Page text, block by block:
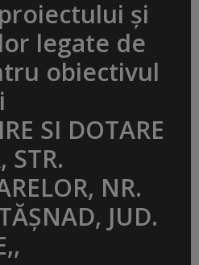
și
legate de
obiectivul
SI DOTARE
STR.
NR.
JUD.